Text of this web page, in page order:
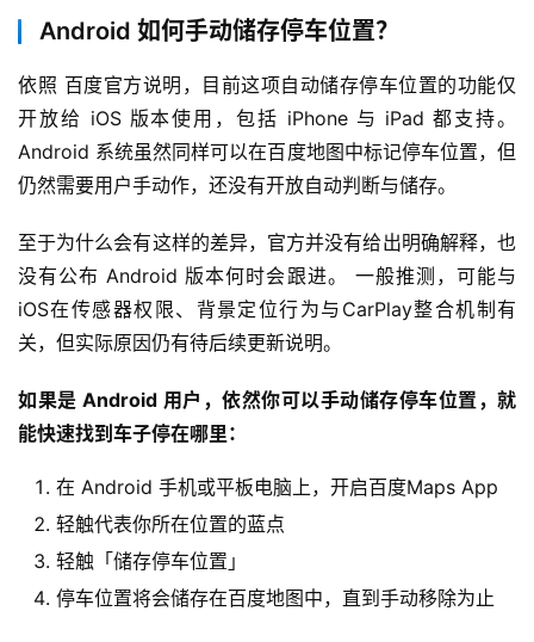
Android 如何手动储存停车位置？
依照 百度官方说明，目前这项自动储存停车位置的功能仅
开放给 iOS 版本使用，包括 iPhone 与 iPad 都支持。
Android 系统虽然同样可以在百度地图中标记停车位置，但
仍然需要用户手动作，还没有开放自动判断与储存。
至于为什么会有这样的差异，官方并没有给出明确解释，也
没有公布 Android 版本何时会跟进。 一般推测，可能与
iOS在传感器权限、背景定位行为与CarPlay整合机制有
关，但实际原因仍有待后续更新说明。
如果是 Android 用户，依然你可以手动储存停车位置，就
能快速找到车子停在哪里：
在 Android 手机或平板电脑上，开启百度Maps App
轻触代表你所在位置的蓝点
轻触「储存停车位置」
停车位置将会储存在百度地图中，直到手动移除为止